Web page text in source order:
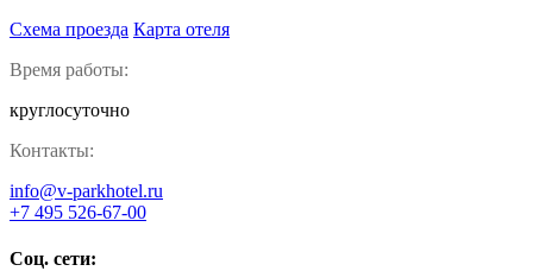
Схема проезда Карта отеля
Время работы:
круглосуточно
Контакты:
info@v-parkhotel.ru
+7 495 526-67-00
Соц. сети: